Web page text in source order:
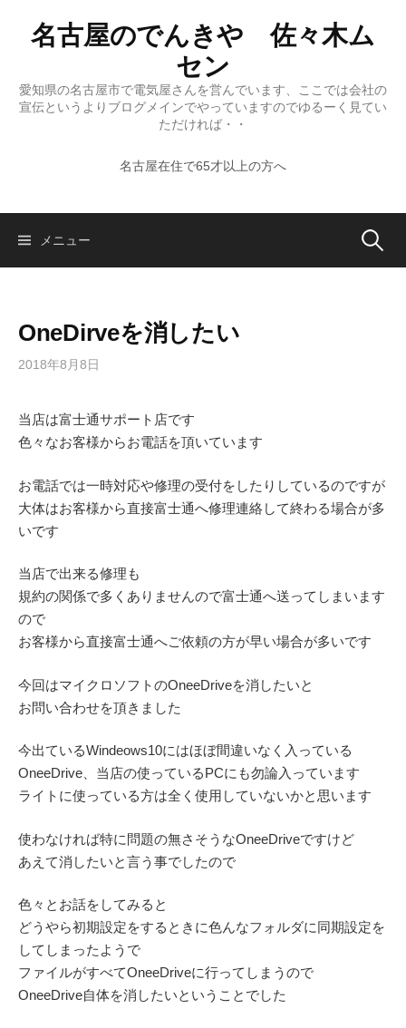
プ
名古屋のでんきや 佐々木ム
セン
愛知県の名古屋市で電気屋さんを営んでいます、ここでは会社の
宣伝というよりブログメインでやっていますのでゆるーく見てい
ただければ・・
名古屋在住で65才以上の方へ
メニュー 検
OneDirveを消したい
2018年8月8日
当店は富士通サポート店です
色々なお客様からお電話を頂いています
お電話では一時対応や修理の受付をしたりしているのですが
大体はお客様から直接富士通へ修理連絡して終わる場合が多
いです
当店で出来る修理も
規約の関係で多くありませんので富士通へ送ってしまいます
ので
お客様から直接富士通へご依頼の方が早い場合が多いです
今回はマイクロソフトのOneeDriveを消したいと
お問い合わせを頂きました
今出ているWindeows10にはほぼ間違いなく入っている
OneeDrive、当店の使っているPCにも勿論入っています
ライトに使っている方は全く使用していないかと思います
使わなければ特に問題の無さそうなOneeDriveですけど
あえて消したいと言う事でしたので
色々とお話をしてみると
どうやら初期設定をするときに色んなフォルダに同期設定を
してしまったようで
ファイルがすべてOneeDriveに行ってしまうので
OneeDrive自体を消したいということでした